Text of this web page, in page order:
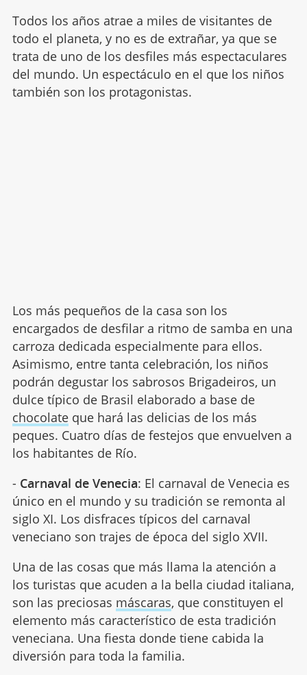
Todos los años atrae a miles de visitantes de
todo el planeta, y no es de extrañar, ya que se
trata de uno de los desfiles más espectaculares
del mundo. Un espectáculo en el que los niños
también son los protagonistas.
Los más pequeños de la casa son los
encargados de desfilar a ritmo de samba en una
carroza dedicada especialmente para ellos.
Asimismo, entre tanta celebración, los niños
podrán degustar los sabrosos Brigadeiros, un
dulce típico de Brasil elaborado a base de
chocolateque hará las delicias de los más
peques. Cuatro días de festejos que envuelven a
los habitantes de Río.
- Carnaval de Venecia: El carnaval de Venecia es
único en el mundo y su tradición se remonta al
siglo XI. Los disfraces típicos del carnaval
veneciano son trajes de época del siglo XVII.
Una de las cosas que más llama la atención a
los turistas que acuden a la bella ciudad italiana,
son las preciosas máscaras, que constituyen el
elemento más característico de esta tradición
veneciana. Una fiesta donde tiene cabida la
diversión para toda la familia.